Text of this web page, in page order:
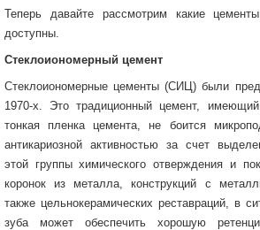
Теперь давайте рассмотрим какие
доступны.
Стеклоиономерный цемент
Стеклоиономерные цементы (СИЦ) были
1970-х. Это традиционный цемент,
тонкая пленка цемента, не боится
антикариозной активностью за счет
этой группы химического отверждения и
коронок из металла, конструкций с
также цельнокерамических реставраций, в
зуба может обеспечить хорошую